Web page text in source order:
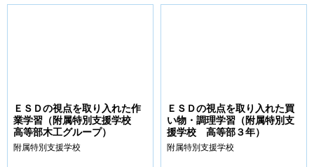
ＥＳＤの視点を取り入れた作
業学習（附属特別支援学校
高等部木工グループ）
附属特別支援学校
ＥＳＤの視点を取り入れた買
い物・調理学習（附属特別支
援学校 高等部３年）
附属特別支援学校